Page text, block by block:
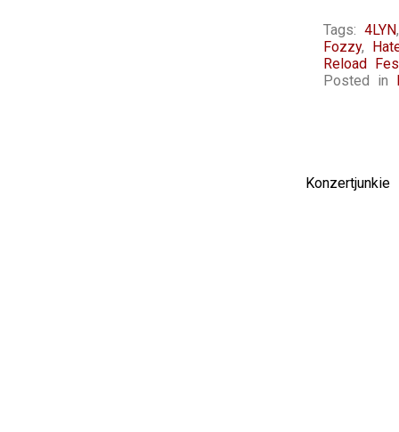
Tags: 4LYN
Fozzy,
Reload
Posted in